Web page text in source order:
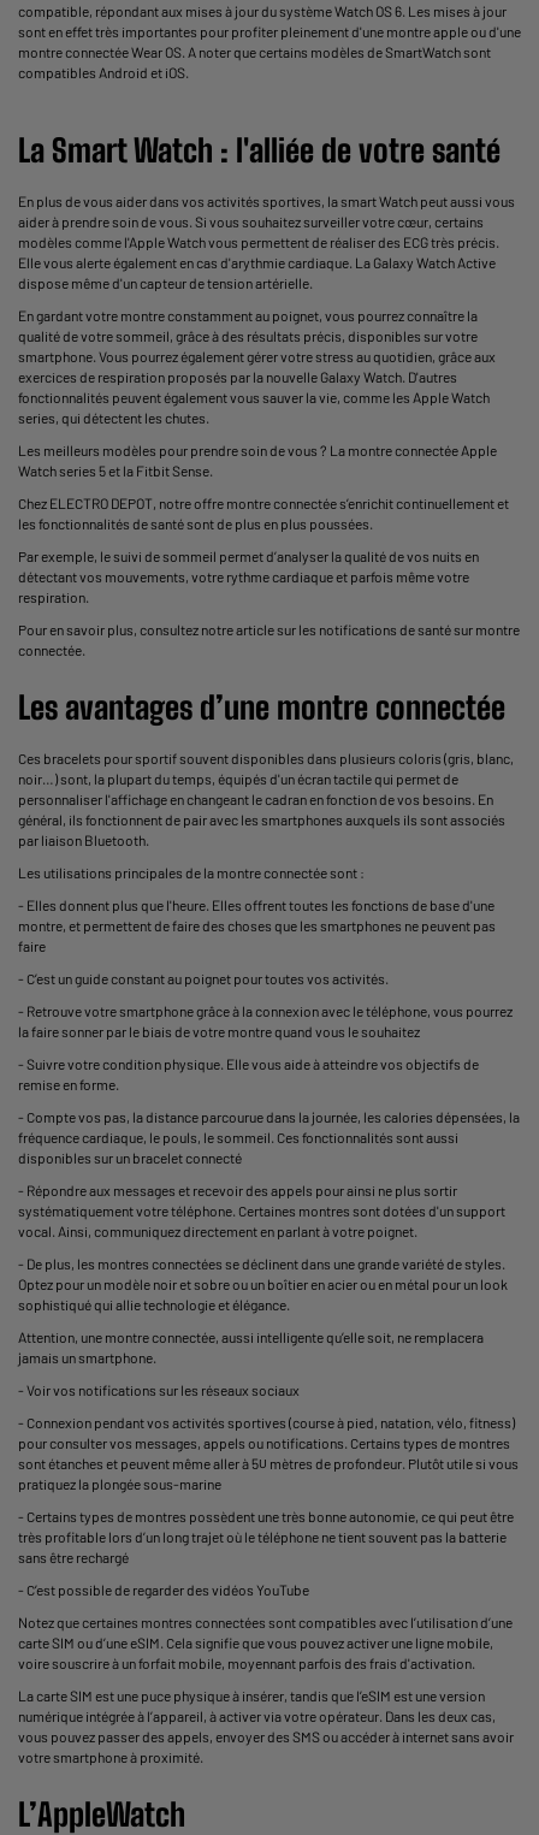
compatible, répondant aux mises à jour du système Watch OS 6. Les mises à jour
sont en effet très importantes pour profiter pleinement d'une montre apple ou d'une
montre connectée Wear OS. A noter que certains modèles de SmartWatch sont
compatibles Android et iOS.
La Smart Watch : l'alliée de votre santé
En plus de vous aider dans vos activités sportives, la smart Watch peut aussi vous
aider à prendre soin de vous. Si vous souhaitez surveiller votre cœur, certains
modèles comme l'Apple Watch vous permettent de réaliser des ECG très précis.
Elle vous alerte également en cas d'arythmie cardiaque. La Galaxy Watch Active
dispose même d'un capteur de tension artérielle.
En gardant votre montre constamment au poignet, vous pourrez connaître la
qualité de votre sommeil, grâce à des résultats précis, disponibles sur votre
smartphone. Vous pourrez également gérer votre stress au quotidien, grâce aux
exercices de respiration proposés par la nouvelle Galaxy Watch. D'autres
fonctionnalités peuvent également vous sauver la vie, comme les Apple Watch
series, qui détectent les chutes.
Les meilleurs modèles pour prendre soin de vous ? La montre connectée Apple
Watch series 5 et la Fitbit Sense.
Chez ELECTRO DEPOT, notre offre montre connectée s’enrichit continuellement et
les fonctionnalités de santé sont de plus en plus poussées.
Par exemple, le suivi de sommeil permet d’analyser la qualité de vos nuits en
détectant vos mouvements, votre rythme cardiaque et parfois même votre
respiration.
Pour en savoir plus, consultez notre article sur les notifications de santé sur montre
connectée
Les avantages d’une montre connectée
Ces bracelets pour sportif souvent disponibles dans plusieurs coloris (gris, blanc,
noir…) sont, la plupart du temps, équipés d'un écran tactile qui permet de
personnaliser l'affichage en changeant le cadran en fonction de vos besoins. En
général, ils fonctionnent de pair avec les smartphones auxquels ils sont associés
par liaison Bluetooth.
Les utilisations principales de la montre connectée sont :
- Elles donnent plus que l'heure. Elles offrent toutes les fonctions de base d'une
montre, et permettent de faire des choses que les smartphones ne peuvent pas
faire
- C’est un guide constant au poignet pour toutes vos activités.
- Retrouve votre smartphone grâce à la connexion avec le téléphone, vous pourrez
la faire sonner par le biais de votre montre quand vous le souhaitez
- Suivre votre condition physique. Elle vous aide à atteindre vos objectifs de
remise en forme.
- Compte vos pas, la distance parcourue dans la journée, les calories dépensées, la
fréquence cardiaque, le pouls, le sommeil. Ces fonctionnalités sont aussi
disponibles sur un bracelet connecté
- Répondre aux messages et recevoir des appels pour ainsi ne plus sortir
systématiquement votre téléphone. Certaines montres sont dotées d'un support
vocal. Ainsi, communiquez directement en parlant à votre poignet.
- De plus, les montres connectées se déclinent dans une grande variété de styles.
Optez pour un modèle noir et sobre ou un boîtier en acier ou en métal pour un look
sophistiqué qui allie technologie et élégance.
Attention, une montre connectée, aussi intelligente qu’elle soit, ne remplacera
jamais un smartphone.
- Voir vos notifications sur les réseaux sociaux
- Connexion pendant vos activités sportives (course à pied, natation, vélo, fitness)
pour consulter vos messages, appels ou notifications. Certains types de montres
sont étanches et peuvent même aller à 50 mètres de profondeur. Plutôt utile si vous
pratiquez la plongée sous-marine
- Certains types de montres possèdent une très bonne autonomie, ce qui peut être
très profitable lors d’un long trajet où le téléphone ne tient souvent pas la batterie
sans être rechargé
- C’est possible de regarder des vidéos YouTube
Notez que certaines montres connectées sont compatibles avec l’utilisation d’une
carte SIM ou d’une eSIM. Cela signifie que vous pouvez activer une ligne mobile,
voire souscrire à un forfait mobile, moyennant parfois des frais d'activation.
La carte SIM est une puce physique à insérer, tandis que l’eSIM est une version
numérique intégrée à l’appareil, à activer via votre opérateur. Dans les deux cas,
vous pouvez passer des appels, envoyer des SMS ou accéder à internet sans avoir
votre smartphone à proximité.
L’AppleWatch